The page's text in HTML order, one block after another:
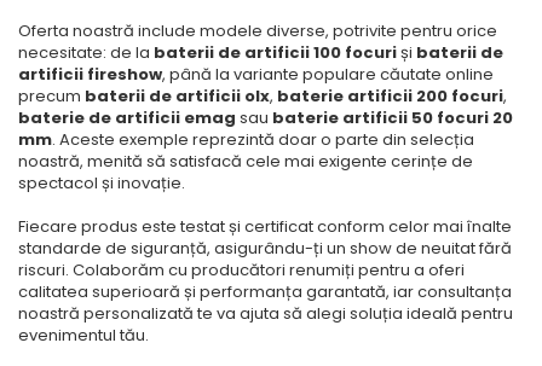
Oferta noastră include modele diverse, potrivite pentru orice
necesitate: de la baterii de artificii 100 focuriși baterii de
artificii fireshow, până la variante populare căutate online
precum baterii de artificii olx, baterie artificii 200 focuri,
baterie de artificii emag sau baterie artificii 50 focuri 20
mm. Aceste exemple reprezintă doar o parte din selecția
noastră, menită să satisfacă cele mai exigente cerințe de
spectacol și inovație.
Fiecare produs este testat și certificat conform celor mai înalte
standarde de siguranță, asigurându-ți un show de neuitat fără
riscuri. Colaborăm cu producători renumiți pentru a oferi
calitatea superioară și performanța garantată, iar consultanța
noastră personalizată te va ajuta să alegi soluția ideală pentru
evenimentul tău.